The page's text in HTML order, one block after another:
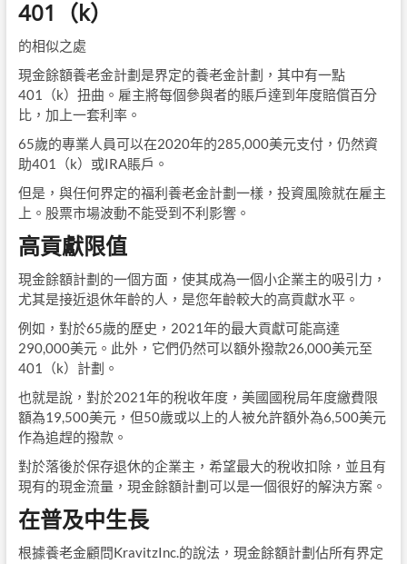
401（k）
的相似之處
現金餘額養老金計劃是界定的養老金計劃，其中有一點
401（k）扭曲。雇主將每個參與者的賬戶達到年度賠償百分
比，加上一套利率。
65歲的專業人員可以在2020年的285,000美元支付，仍然資
助401（k）或IRA賬戶。
但是，與任何界定的福利養老金計劃一樣，投資風險就在雇主
上。股票市場波動不能受到不利影響。
高貢獻限值
現金餘額計劃的一個方面，使其成為一個小企業主的吸引力，
尤其是接近退休年齡的人，是您年齡較大的高貢獻水平。
例如，對於65歲的歷史，2021年的最大貢獻可能高達
290,000美元。此外，它們仍然可以額外撥款26,000美元至
401（k）計劃。
也就是說，對於2021年的稅收年度，美國國稅局年度繳費限
額為19,500美元，但50歲或以上的人被允許額外為6,500美元
作為追趕的撥款。
對於落後於保存退休的企業主，希望最大的稅收扣除，並且有
現有的現金流量，現金餘額計劃可以是一個很好的解決方案。
在普及中生長
根據養老金顧問KravitzInc.的說法，現金餘額計劃佔所有界定